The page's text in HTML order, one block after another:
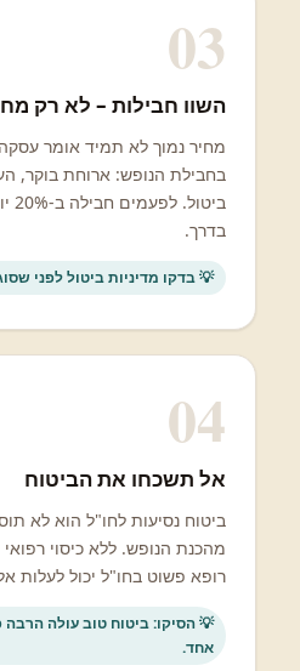
03
השוו חבילות – לא רק
מחיר נמוך לא תמיד אומר
בחבילת הנופש: ארוחת בוקר,
בדרך.
💡 בדקו מדיניות ביטול לפני
04
אל תשכחו את הביטוח
ביטוח נסיעות לחו"ל הוא לא
מהכנת הנופש. ללא כיסוי
רופא פשוט בחו"ל יכול לעלות
💡 הסיקו: ביטוח טוב עולה הרבה
אחד.